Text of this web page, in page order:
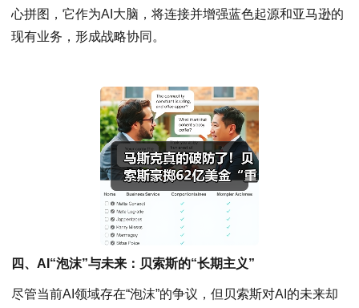
心拼图，它作为AI大脑，将连接并增强蓝色起源和亚马逊的
现有业务，形成战略协同。
四、AI“泡沫”与未来：贝索斯的“长期主义”
尽管当前AI领域存在“泡沫”的争议，但贝索斯对AI的未来却